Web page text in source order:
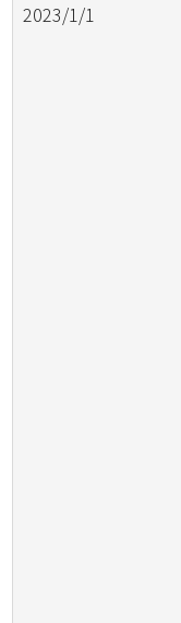
2023/1/1